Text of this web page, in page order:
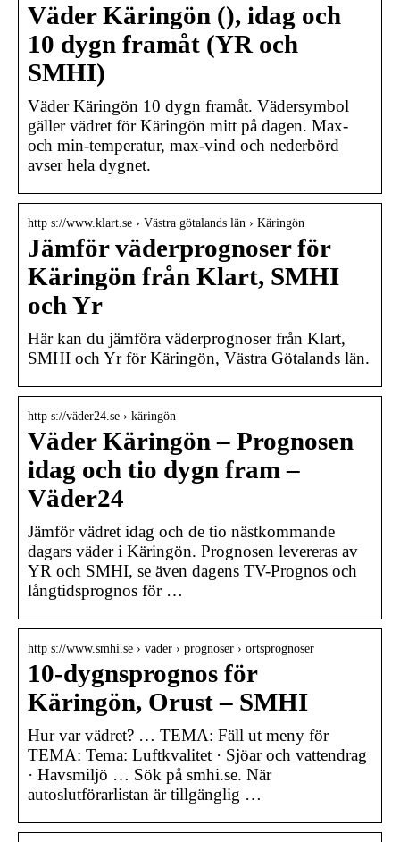
Väder Käringön (), idag och
10 dygn framåt (YR och
SMHI)
Väder Käringön 10 dygn framåt. Vädersymbol
gäller vädret för Käringön mitt på dagen. Max-
och min-temperatur, max-vind och nederbörd
avser hela dygnet.
http s://www.klart.se › Västra götalands län › Käringön
Jämför väderprognoser för
Käringön från Klart, SMHI
och Yr
Här kan du jämföra väderprognoser från Klart,
SMHI och Yr för Käringön, Västra Götalands län.
http s://väder24.se › käringön
Väder Käringön – Prognosen
idag och tio dygn fram –
Väder24
Jämför vädret idag och de tio nästkommande
dagars väder i Käringön. Prognosen levereras av
YR och SMHI, se även dagens TV-Prognos och
långtidsprognos för …
http s://www.smhi.se › vader › prognoser › ortsprognoser
10-dygnsprognos för
Käringön, Orust – SMHI
Hur var vädret? … TEMA: Fäll ut meny för
TEMA: Tema: Luftkvalitet · Sjöar och vattendrag
· Havsmiljö … Sök på smhi.se. När
autoslutförarlistan är tillgänglig …